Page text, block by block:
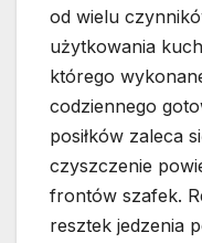
od wielu
użytkowania
którego
codziennego
posiłków zaleca
czyszczenie
frontów szafek.
resztek jedzenia